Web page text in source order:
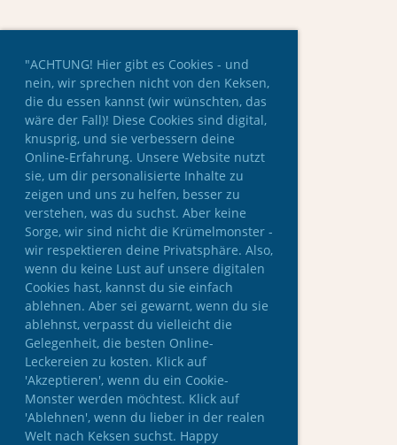
"ACHTUNG! Hier gibt es Cookies - und
nein, wir sprechen nicht von den Keksen,
die du essen kannst (wir wünschten, das
wäre der Fall)! Diese Cookies sind digital,
knusprig, und sie verbessern deine
Online-Erfahrung. Unsere Website nutzt
sie, um dir personalisierte Inhalte zu
zeigen und uns zu helfen, besser zu
verstehen, was du suchst. Aber keine
Sorge, wir sind nicht die Krümelmonster -
wir respektieren deine Privatsphäre. Also,
wenn du keine Lust auf unsere digitalen
Cookies hast, kannst du sie einfach
ablehnen. Aber sei gewarnt, wenn du sie
ablehnst, verpasst du vielleicht die
Gelegenheit, die besten Online-
Leckereien zu kosten. Klick auf
'Akzeptieren', wenn du ein Cookie-
Monster werden möchtest. Klick auf
'Ablehnen', wenn du lieber in der realen
Welt nach Keksen suchst. Happy